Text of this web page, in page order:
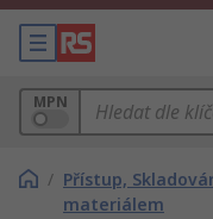
MPN
/ Přístup,
materiálem